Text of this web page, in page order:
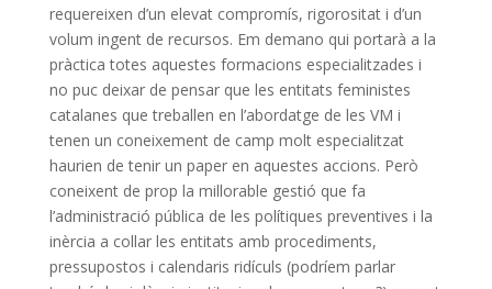
requereixen d’un elevat compromís, rigorositat i d’un
volum ingent de recursos. Em demano qui portarà a la
pràctica totes aquestes formacions especialitzades i
no puc deixar de pensar que les entitats feministes
catalanes que treballen en l’abordatge de les VM i
tenen un coneixement de camp molt especialitzat
haurien de tenir un paper en aquestes accions. Però
coneixent de prop la millorable gestió que fa
l’administració pública de les polítiques preventives i la
inèrcia a collar les entitats amb procediments,
pressupostos i calendaris ridículs (podríem parlar